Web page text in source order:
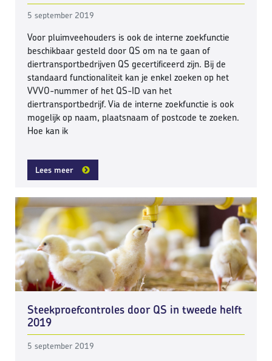
5 september 2019
Voor pluimveehouders is ook de interne zoekfunctie
beschikbaar gesteld door QS om na te gaan of
diertransportbedrijven QS gecertificeerd zijn. Bij de
standaard functionaliteit kan je enkel zoeken op het
VVVO-nummer of het QS-ID van het
diertransportbedrijf. Via de interne zoekfunctie is ook
mogelijk op naam, plaatsnaam of postcode te zoeken.
Hoe kan ik
Lees meer
Steekproefcontroles door QS in tweede helft
2019
5 september 2019